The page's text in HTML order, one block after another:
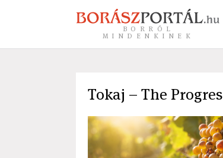
BORRÓL
MINDENKINEK
Tokaj – The